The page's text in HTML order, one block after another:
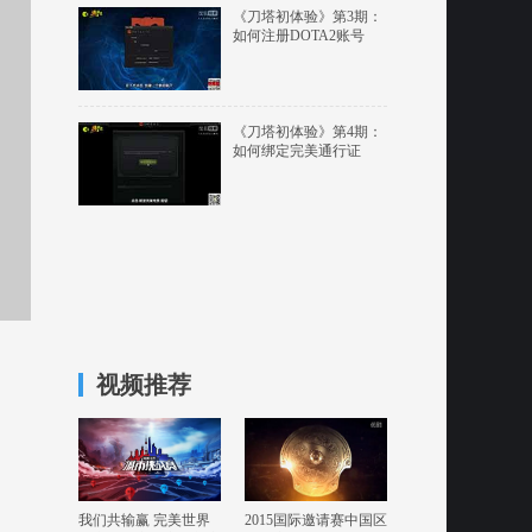
《刀塔初体验》第3期：
如何注册DOTA2账号
《刀塔初体验》第4期：
如何绑定完美通行证
视频推荐
我们共输赢 完美世界
2015国际邀请赛中国区